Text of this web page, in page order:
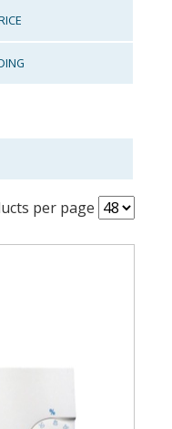
per page